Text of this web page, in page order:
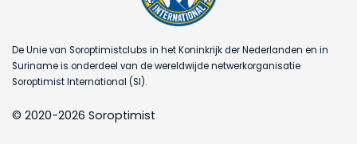
De Unie van Soroptimistclubs in het Koninkrijk der Nederlanden en in
Suriname is onderdeel van de wereldwijde netwerkorganisatie
Soroptimist International (SI).
© 2020-2026 Soroptimist